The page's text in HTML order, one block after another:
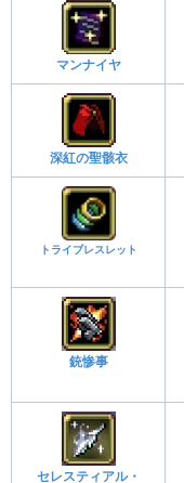
マンナイヤ
深紅の聖骸衣
トライブレスレット
銃惨事
セレスティアル・